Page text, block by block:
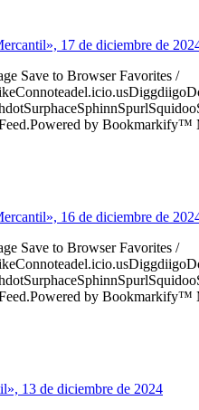
17 de diciembre de
Save to Browser Favorites /
by Bookmarkify™
16 de diciembre de
Save to Browser Favorites /
by Bookmarkify™
13 de diciembre de 2024